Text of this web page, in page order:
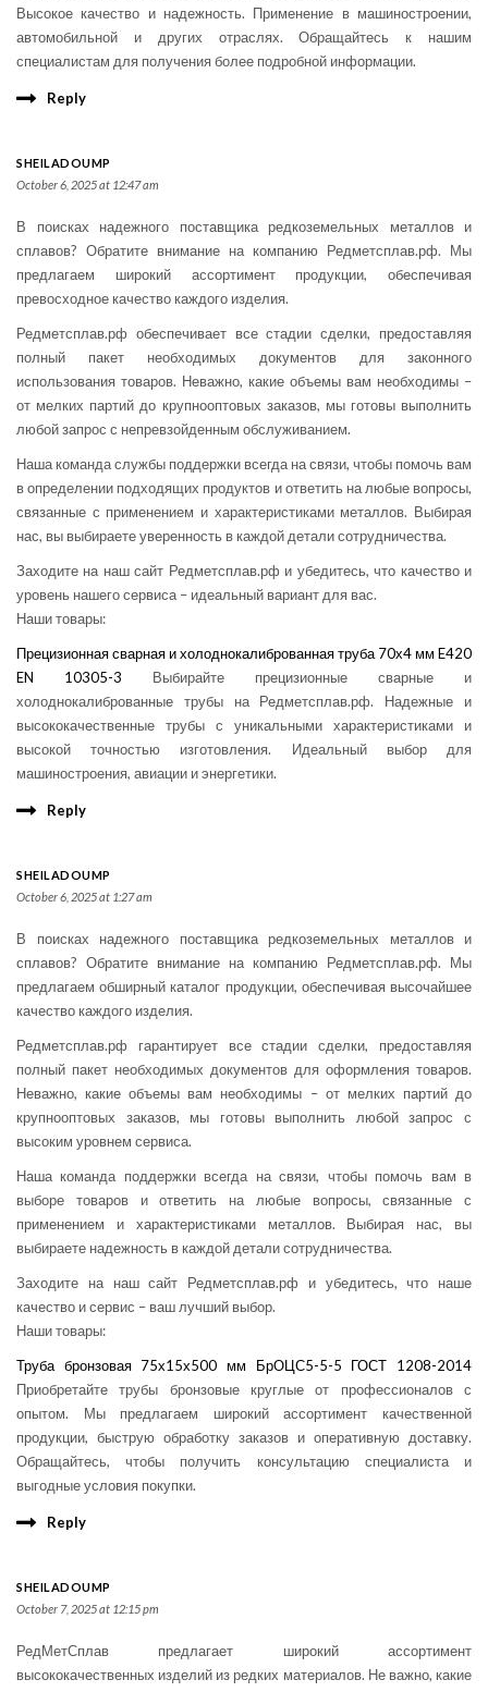
Высокое качество и надежность. Применение в машиностроении,
автомобильной и других отраслях. Обращайтесь к нашим
специалистам для получения более подробной информации.
Reply
SHEILADOUMP
October 6, 2025 at 12:47 am
В поисках надежного поставщика редкоземельных металлов и
сплавов? Обратите внимание на компанию Редметсплав.рф. Мы
предлагаем широкий ассортимент продукции, обеспечивая
превосходное качество каждого изделия.
Редметсплав.рф обеспечивает все стадии сделки, предоставляя
полный пакет необходимых документов для законного
использования товаров. Неважно, какие объемы вам необходимы –
от мелких партий до крупнооптовых заказов, мы готовы выполнить
любой запрос с непревзойденным обслуживанием.
Наша команда службы поддержки всегда на связи, чтобы помочь вам
в определении подходящих продуктов и ответить на любые вопросы,
связанные с применением и характеристиками металлов. Выбирая
нас, вы выбираете уверенность в каждой детали сотрудничества.
Заходите на наш сайт Редметсплав.рф и убедитесь, что качество и
уровень нашего сервиса – идеальный вариант для вас.
Наши товары:
Прецизионная сварная и холоднокалиброванная труба 70х4 мм E420
EN 10305-3 Выбирайте прецизионные сварные и
холоднокалиброванные трубы на Редметсплав.рф. Надежные и
высококачественные трубы с уникальными характеристиками и
высокой точностью изготовления. Идеальный выбор для
машиностроения, авиации и энергетики.
Reply
SHEILADOUMP
October 6, 2025 at 1:27 am
В поисках надежного поставщика редкоземельных металлов и
сплавов? Обратите внимание на компанию Редметсплав.рф. Мы
предлагаем обширный каталог продукции, обеспечивая высочайшее
качество каждого изделия.
Редметсплав.рф гарантирует все стадии сделки, предоставляя
полный пакет необходимых документов для оформления товаров.
Неважно, какие объемы вам необходимы – от мелких партий до
крупнооптовых заказов, мы готовы выполнить любой запрос с
высоким уровнем сервиса.
Наша команда поддержки всегда на связи, чтобы помочь вам в
выборе товаров и ответить на любые вопросы, связанные с
применением и характеристиками металлов. Выбирая нас, вы
выбираете надежность в каждой детали сотрудничества.
Заходите на наш сайт Редметсплав.рф и убедитесь, что наше
качество и сервис – ваш лучший выбор.
Наши товары:
Труба бронзовая 75х15х500 мм БрОЦС5-5-5 ГОСТ 1208-2014
Приобретайте трубы бронзовые круглые от профессионалов с
опытом. Мы предлагаем широкий ассортимент качественной
продукции, быструю обработку заказов и оперативную доставку.
Обращайтесь, чтобы получить консультацию специалиста и
выгодные условия покупки.
Reply
SHEILADOUMP
October 7, 2025 at 12:15 pm
РедМетСплав предлагает широкий ассортимент
высококачественных изделий из редких материалов. Не важно, какие